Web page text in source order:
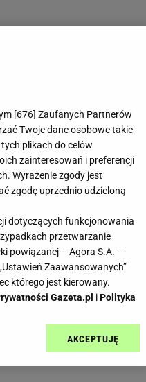
[676] Zaufanych Partnerów
Twoje dane osobowe takie
plikach do celów
zainteresowań i preferencji
Wyrażenie zgody jest
zgodę uprzednio udzieloną
dotyczących funkcjonowania
przetwarzanie
powiązanej – Agora S.A. –
Zaawansowanych”
którego jest kierowany.
Gazeta.pl iPolityka
Gazeta.pl sp. z o.o., jej
AKCEPTUJĘ